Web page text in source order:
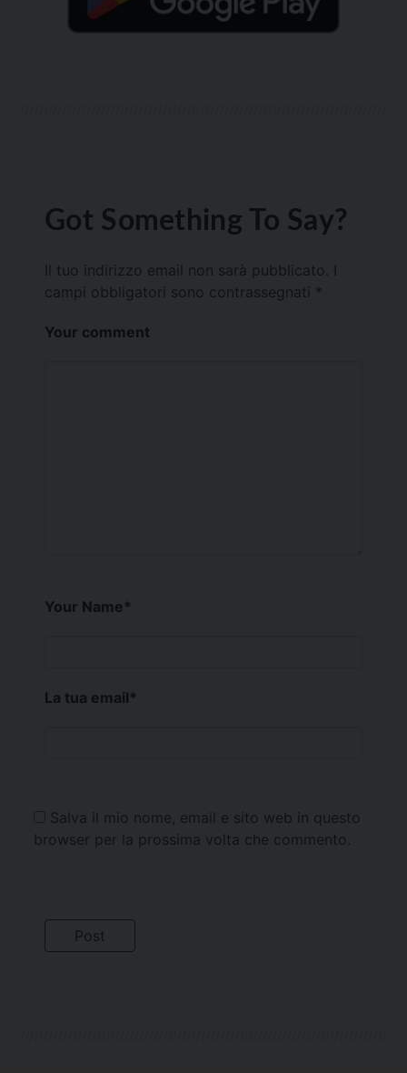
Got Something To Say?
Il tuo indirizzo email non sarà pubblicato.
campi obbligatori sono contrassegnati *
Your comment
Your Name*
La tua email*
Salva il mio nome, email e sito web in questo
browser per la prossima volta che commento.